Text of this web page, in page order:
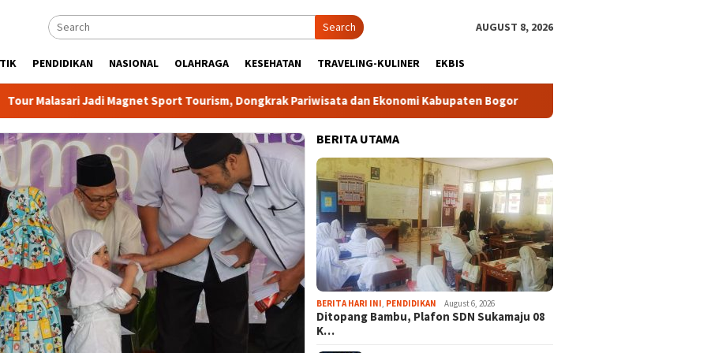
Search AUGUST 8, 2026
PENDIDIKAN NASIONAL OLAHRAGA KESEHATAN TRAVELING-KULINER EKBIS
Jadi Magnet Sport Tourism, Dongkrak Pariwisata dan Ekonomi Kabupaten Bogor
BERITA UTAMA
BERITA HARI INI PENDIDIKAN August 6, 2026
Ditopang Bambu, Plafon SDN Sukamaju 08
K…